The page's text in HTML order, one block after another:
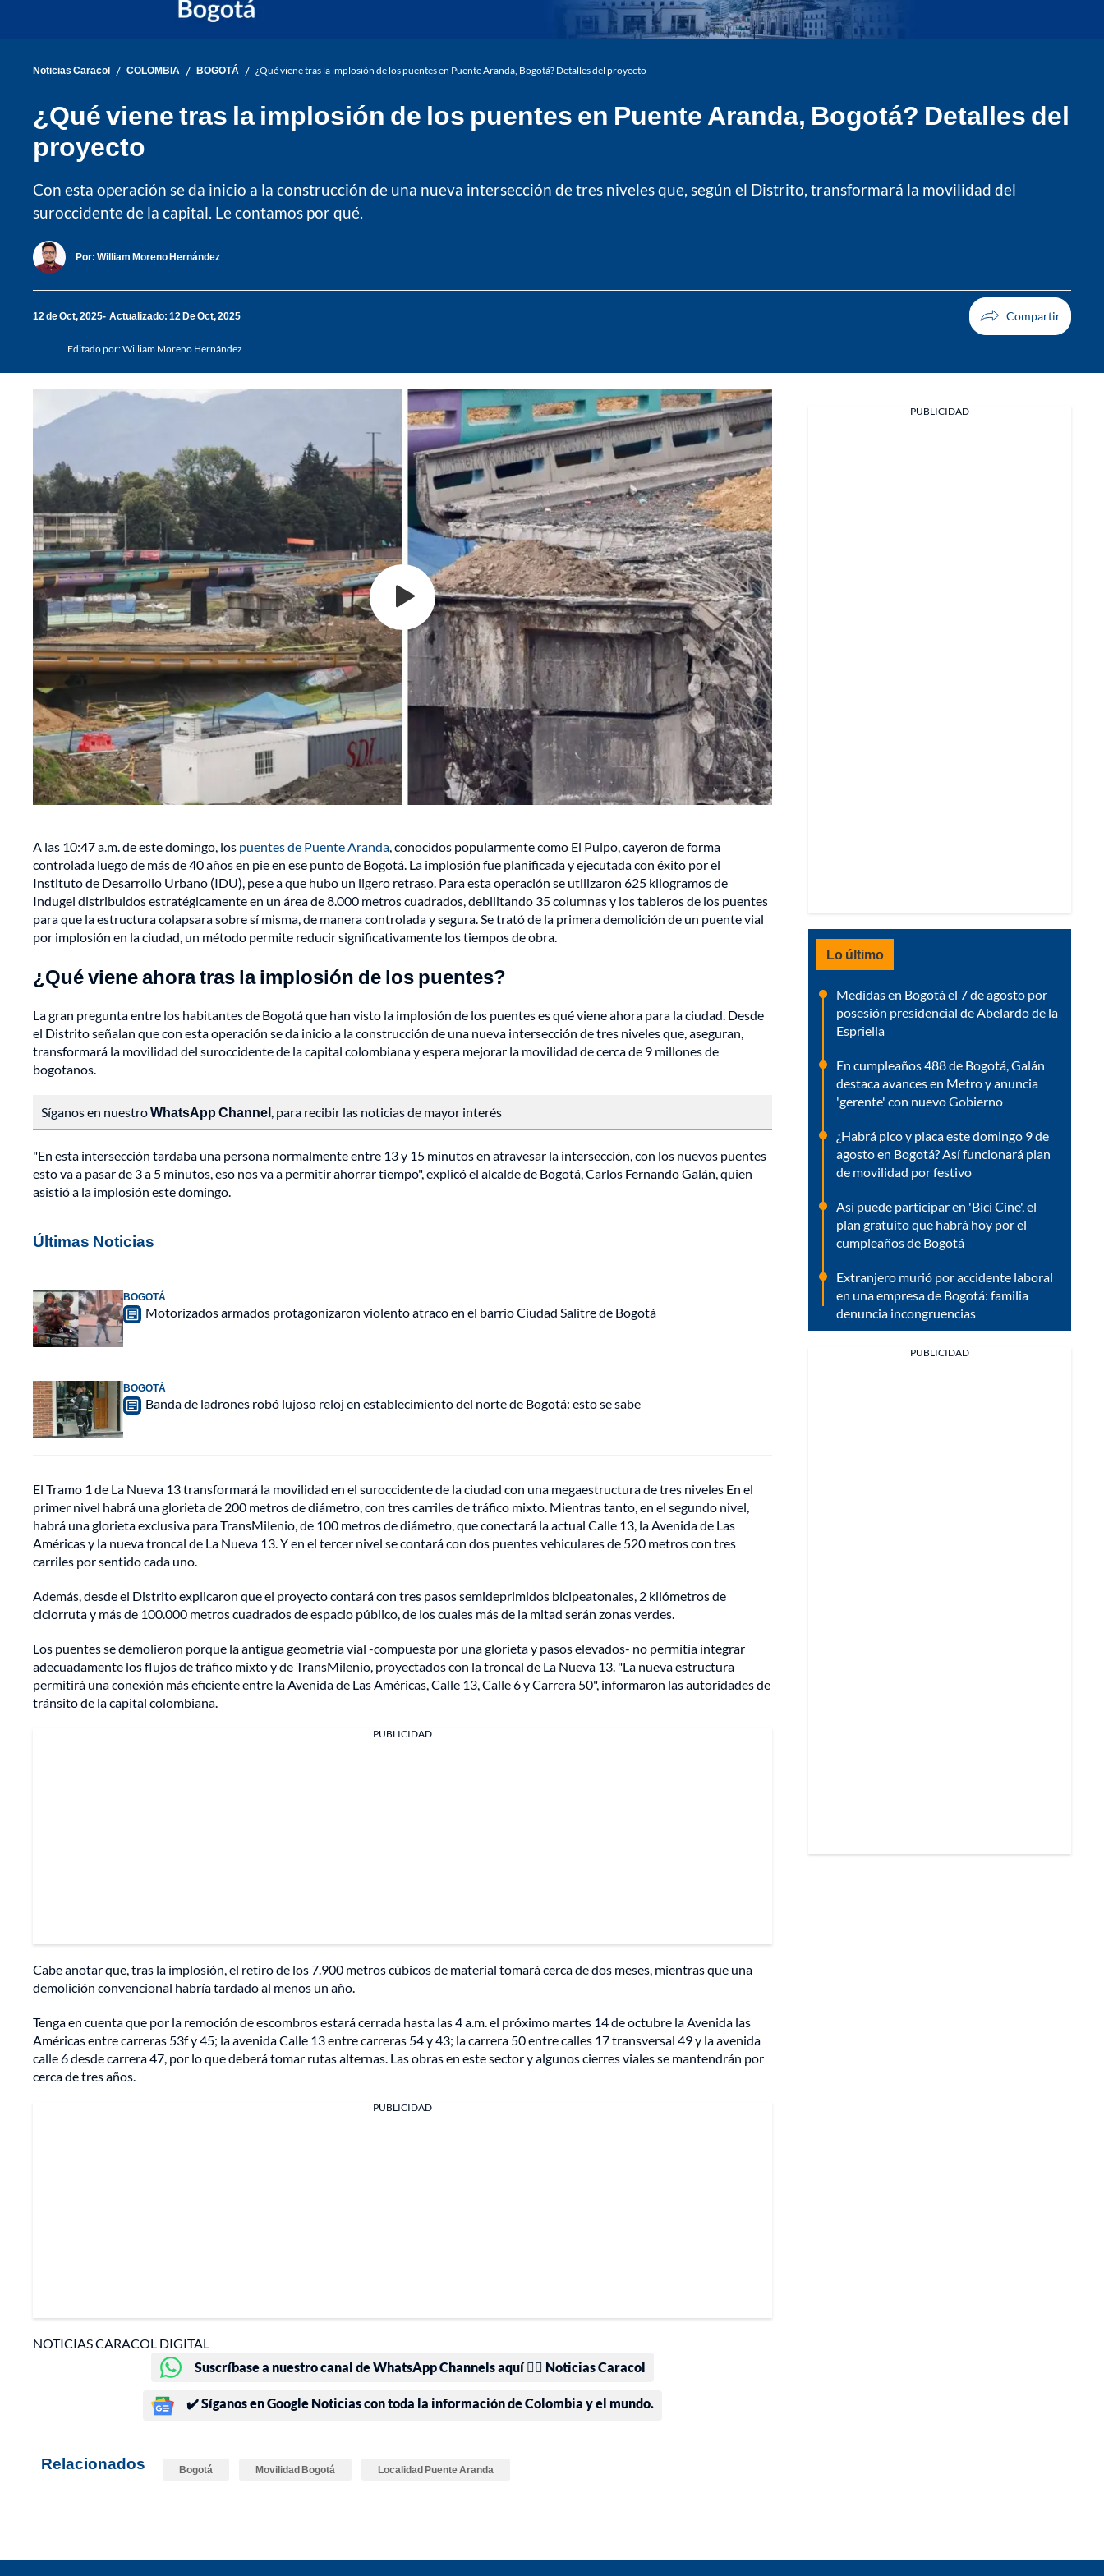
Noticias Caracol / COLOMBIA / BOGOTÁ / ¿Qué viene tras la implosión de los puentes en Puente Aranda, Bogotá? Detalles del proyecto
¿Qué viene tras la implosión de los puentes en Puente Aranda, Bogotá? Detalles del
proyecto
Con esta operación se da inicio a la construcción de una nueva intersección de tres niveles que, según el Distrito, transformará la movilidad del
suroccidente de la capital. Le contamos por qué.
Por: William Moreno Hernández
12 de Oct, 2025 Actualizado: 12 De Oct, 2025
Editado por:William Moreno Hernández
A las 10:47 a.m. de este domingo, los puentes de Puente Aranda, conocidos popularmente como El Pulpo, cayeron de forma
controlada luego de más de 40 años en pie en ese punto de Bogotá. La implosión fue planificada y ejecutada con éxito por el
Instituto de Desarrollo Urbano (IDU), pese a que hubo un ligero retraso. Para esta operación se utilizaron 625 kilogramos de
Indugel distribuidos estratégicamente en un área de 8.000 metros cuadrados, debilitando 35 columnas y los tableros de los puentes
para que la estructura colapsara sobre sí misma, de manera controlada y segura. Se trató de la primera demolición de un puente vial
por implosión en la ciudad, un método permite reducir significativamente los tiempos de obra.
¿Qué viene ahora tras la implosión de los puentes?
La gran pregunta entre los habitantes de Bogotá que han visto la implosión de los puentes es qué viene ahora para la ciudad. Desde
el Distrito señalan que con esta operación se da inicio a la construcción de una nueva intersección de tres niveles que, aseguran,
transformará la movilidad del suroccidente de la capital colombiana y espera mejorar la movilidad de cerca de 9 millones de
bogotanos.
Síganos en nuestroWhatsApp Channel, para recibir las noticias de mayor interés
"En esta intersección tardaba una persona normalmente entre 13 y 15 minutos en atravesar la intersección, con los nuevos puentes
esto va a pasar de 3 a 5 minutos, eso nos va a permitir ahorrar tiempo", explicó el alcalde de Bogotá, Carlos Fernando Galán, quien
asistió a la implosión este domingo.
Últimas Noticias
BOGOTÁ
Motorizados armados protagonizaron violento atraco en el barrio Ciudad Salitre de Bogotá
BOGOTÁ
Banda de ladrones robó lujoso reloj en establecimiento del norte de Bogotá: esto se sabe
El Tramo 1 de La Nueva 13 transformará la movilidad en el suroccidente de la ciudad con una megaestructura de tres niveles En el
primer nivel habrá una glorieta de 200 metros de diámetro, con tres carriles de tráfico mixto. Mientras tanto, en el segundo nivel,
habrá una glorieta exclusiva para TransMilenio, de 100 metros de diámetro, que conectará la actual Calle 13, la Avenida de Las
Américas y la nueva troncal de La Nueva 13. Y en el tercer nivel se contará con dos puentes vehiculares de 520 metros con tres
carriles por sentido cada uno.
Además, desde el Distrito explicaron que el proyecto contará con tres pasos semideprimidos bicipeatonales, 2 kilómetros de
ciclorruta y más de 100.000 metros cuadrados de espacio público, de los cuales más de la mitad serán zonas verdes.
Los puentes se demolieron porque la antigua geometría vial -compuesta por una glorieta y pasos elevados- no permitía integrar
adecuadamente los flujos de tráfico mixto y de TransMilenio, proyectados con la troncal de La Nueva 13. "La nueva estructura
permitirá una conexión más eficiente entre la Avenida de Las Américas, Calle 13, Calle 6 y Carrera 50", informaron las autoridades de
tránsito de la capital colombiana.
PUBLICIDAD
Cabe anotar que, tras la implosión, el retiro de los 7.900 metros cúbicos de material tomará cerca de dos meses, mientras que una
demolición convencional habría tardado al menos un año.
Tenga en cuenta que por la remoción de escombros estará cerrada hasta las 4 a.m. el próximo martes 14 de octubre la Avenida las
Américas entre carreras 53f y 45; la avenida Calle 13 entre carreras 54 y 43; la carrera 50 entre calles 17 transversal 49 y la avenida
calle 6 desde carrera 47, por lo que deberá tomar rutas alternas. Las obras en este sector y algunos cierres viales se mantendrán por
cerca de tres años.
PUBLICIDAD
NOTICIAS CARACOL DIGITAL
Suscríbase a nuestro canal de WhatsApp Channels aquí 👉🏻 Noticias Caracol
✔️ Síganos en Google Noticias con toda la información de Colombia y el mundo.
Relacionados Bogotá Movilidad Bogotá Localidad Puente Aranda
PUBLICIDAD
Lo último
Medidas en Bogotá el 7 de agosto por
posesión presidencial de Abelardo de la
Espriella
En cumpleaños 488 de Bogotá, Galán
destaca avances en Metro y anuncia
'gerente' con nuevo Gobierno
¿Habrá pico y placa este domingo 9 de
agosto en Bogotá? Así funcionará plan
de movilidad por festivo
Así puede participar en 'Bici Cine', el
plan gratuito que habrá hoy por el
cumpleaños de Bogotá
Extranjero murió por accidente laboral
en una empresa de Bogotá: familia
denuncia incongruencias
PUBLICIDAD